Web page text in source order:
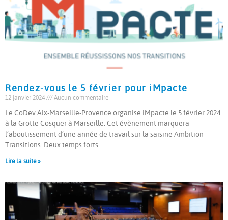
Rendez-vous le 5 février pour iMpacte
12 janvier 2024 Aucun commentaire
Le CoDev Aix-Marseille-Provence organise iMpacte le 5 février 2024
à la Grotte Cosquer à Marseille. Cet évènement marquera
l’aboutissement d’une année de travail sur la saisine Ambition-
Transitions. Deux temps forts
Lire la suite »